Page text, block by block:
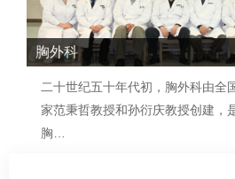
胸外科
二十世纪五十年代初， 胸外科由全
家范秉哲教授和孙衍庆教授创建，
胸…